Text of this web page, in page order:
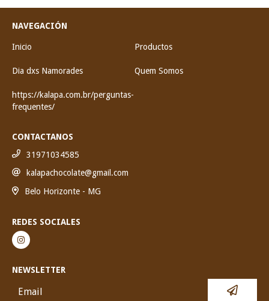
NAVEGACIÓN
Inicio Productos
Dia dxs Namorades Quem Somos
https://kalapa.com.br/perguntas-
frequentes/
CONTACTANOS
31971034585
kalapachocolate@gmail.com
Belo Horizonte - MG
REDES SOCIALES
NEWSLETTER